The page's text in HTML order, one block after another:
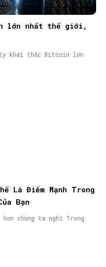
lớn nhất thế giới,
khai thác Bitcoin lớn
Là Điểm Mạnh Trong
Bạn
chúng ta nghĩ Trong